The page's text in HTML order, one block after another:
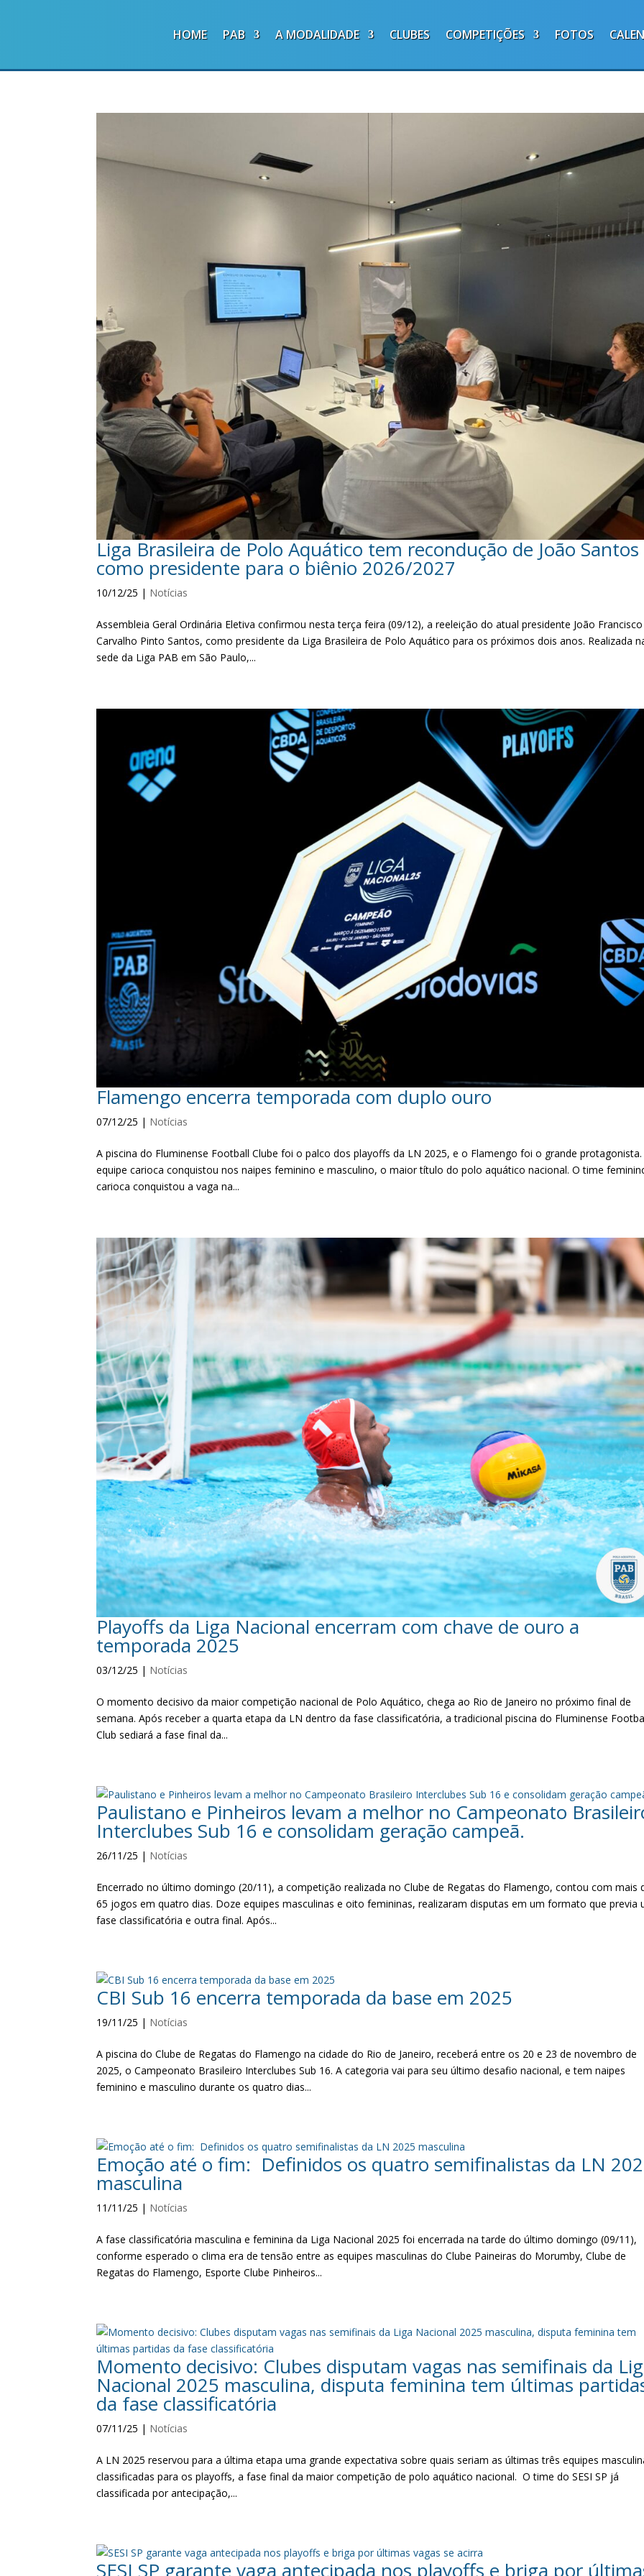
HOME PAB A MODALIDADE CLUBES COMPETIÇÕES FOTOS
Liga Brasileira de Polo Aquático tem recondução de João Santos
como presidente para o biênio 2026/2027
10/12/25 | Notícias
Assembleia Geral Ordinária Eletiva confirmou nesta terça feira (09/12), a reeleição do atual presidente João
Carvalho Pinto Santos, como presidente da Liga Brasileira de Polo Aquático para os próximos dois anos. Realizada
sede da Liga PAB em São Paulo,...
Flamengo encerra temporada com duplo ouro
07/12/25 | Notícias
A piscina do Fluminense Football Clube foi o palco dos playoffs da LN 2025, e o Flamengo foi o grande protagonista.
equipe carioca conquistou nos naipes feminino e masculino, o maior título do polo aquático nacional. O time
carioca conquistou a vaga na...
Playoffs da Liga Nacional encerram com chave de ouro a
temporada 2025
03/12/25 | Notícias
O momento decisivo da maior competição nacional de Polo Aquático, chega ao Rio de Janeiro no próximo final de
semana. Após receber a quarta etapa da LN dentro da fase classificatória, a tradicional piscina do Fluminense
Club sediará a fase final da...
Paulistano e Pinheiros levam a melhor no Campeonato
Interclubes Sub 16 e consolidam geração campeã.
26/11/25 | Notícias
Encerrado no último domingo (20/11), a competição realizada no Clube de Regatas do Flamengo, contou com mais
65 jogos em quatro dias. Doze equipes masculinas e oito femininas, realizaram disputas em um formato que previa
fase classificatória e outra final. Após...
CBI Sub 16 encerra temporada da base em 2025
19/11/25 | Notícias
A piscina do Clube de Regatas do Flamengo na cidade do Rio de Janeiro, receberá entre os 20 e 23 de novembro de
2025, o Campeonato Brasileiro Interclubes Sub 16. A categoria vai para seu último desafio nacional, e tem naipes
feminino e masculino durante os quatro dias...
Emoção até o fim: Definidos os quatro semifinalistas da LN
masculina
11/11/25 | Notícias
A fase classificatória masculina e feminina da Liga Nacional 2025 foi encerrada na tarde do último domingo (09/11),
conforme esperado o clima era de tensão entre as equipes masculinas do Clube Paineiras do Morumby, Clube de
Regatas do Flamengo, Esporte Clube Pinheiros...
Momento decisivo: Clubes disputam vagas nas semifinais da
Nacional 2025 masculina, disputa feminina tem últimas
da fase classificatória
07/11/25 | Notícias
A LN 2025 reservou para a última etapa uma grande expectativa sobre quais seriam as últimas três equipes
classificadas para os playoffs, a fase final da maior competição de polo aquático nacional. O time do SESI SP já
classificada por antecipação,...
SESI SP garante vaga antecipada nos playoffs e briga por